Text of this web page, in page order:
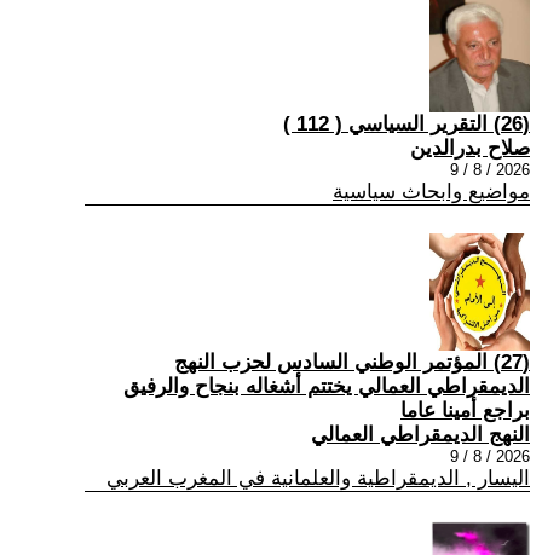
(26) التقرير السياسي ( 112 )
صلاح بدرالدين
2026 / 8 / 9
مواضيع وابحاث سياسية
(27) المؤتمر الوطني السادس لحزب النهج
الديمقراطي العمالي يختتم أشغاله بنجاح والرفيق
براجع أمينا عاما
النهج الديمقراطي العمالي
2026 / 8 / 9
اليسار , الديمقراطية والعلمانية في المغرب العربي